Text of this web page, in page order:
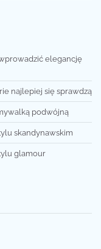
elegancję
najlepiej się sprawdzą
podwójną
skandynawskim
glamour